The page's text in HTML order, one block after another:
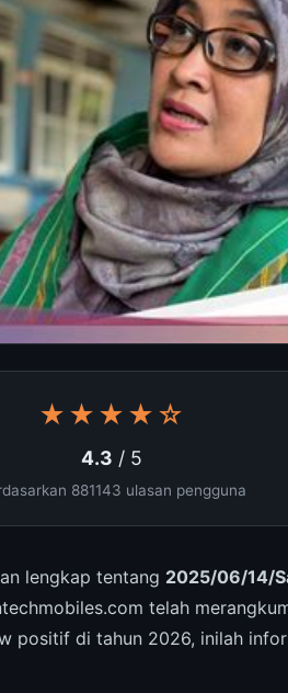
★★★★☆
4.3 / 5
881143 ulasan pengguna
lengkap tentang 2025/06/14/
telah
positif di tahun 2026, inilah